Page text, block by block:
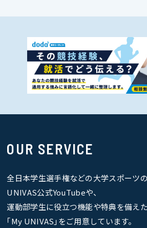
OUR SERVICE
全日本学生選手権などの大学スポーツ
UNIVAS公式YouTubeや、
運動部学生に役立つ機能や特典を備え
｢My UNIVAS｣をご用意しています。